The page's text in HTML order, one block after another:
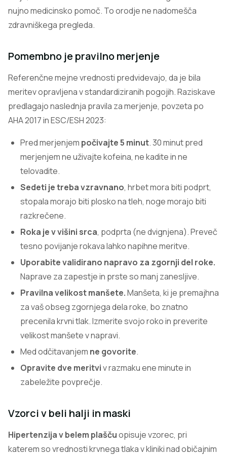
nujno medicinsko pomoč. To orodje ne nadomešča
zdravniškega pregleda.
Pomembno je pravilno merjenje
Referenčne mejne vrednosti predvidevajo, da je bila
meritev opravljena v standardiziranih pogojih. Raziskave
predlagajo naslednja pravila za merjenje, povzeta po
AHA 2017 in ESC/ESH 2023:
Pred merjenjem počivajte 5 minut. 30 minut pred
merjenjem ne uživajte kofeina, ne kadite in ne
telovadite.
Sedeti je treba vzravnano, hrbet mora biti podprt,
stopala morajo biti plosko na tleh, noge morajo biti
razkrečene.
Roka je v višini srca, podprta (ne dvignjena). Preveč
tesno povijanje rokava lahko napihne meritve.
Uporabite validirano napravo za zgornji del roke.
Naprave za zapestje in prste so manj zanesljive.
Pravilna velikost manšete.Manšeta, ki je premajhna
za vaš obseg zgornjega dela roke, bo znatno
precenila krvni tlak. Izmerite svojo roko in preverite
velikost manšete v napravi.
Med odčitavanjem ne govorite.
Opravite dve meritviv razmaku ene minute in
zabeležite povprečje.
Vzorci v beli halji in maski
Hipertenzija v belem plaščuopisuje vzorec, pri
katerem so vrednosti krvnega tlaka v kliniki nad običajnim